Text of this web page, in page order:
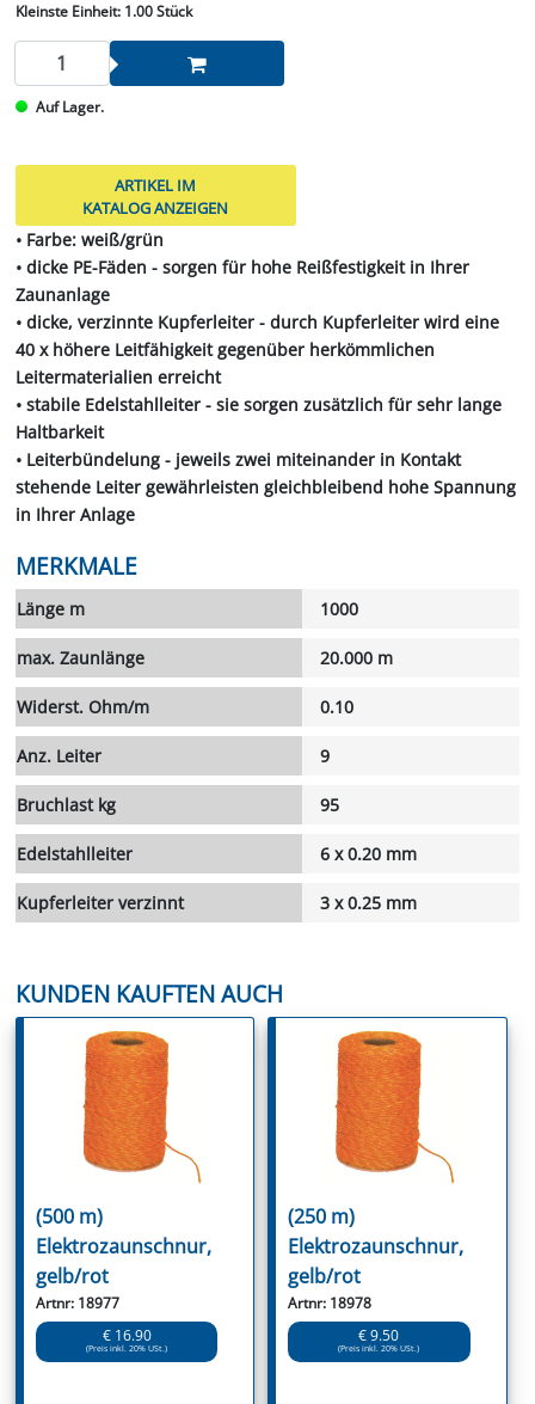
Kleinste Einheit:1.00 Stück
Auf Lager.
ARTIKEL IM
KATALOG ANZEIGEN
• Farbe: weiß/grün
• dicke PE-Fäden - sorgen für hohe Reißfestigkeit in Ihrer
Zaunanlage
• dicke, verzinnte Kupferleiter - durch Kupferleiter wird eine
40 x höhere Leitfähigkeit gegenüber herkömmlichen
Leitermaterialien erreicht
• stabile Edelstahlleiter - sie sorgen zusätzlich für sehr lange
Haltbarkeit
• Leiterbündelung - jeweils zwei miteinander in Kontakt
stehende Leiter gewährleisten gleichbleibend hohe Spannung
in Ihrer Anlage
MERKMALE
Länge m 1000
max. Zaunlänge 20.000 m
Widerst. Ohm/m 0.10
Anz. Leiter 9
Bruchlast kg 95
Edelstahlleiter 6 x 0.20 mm
Kupferleiter verzinnt 3 x 0.25 mm
KUNDEN KAUFTEN AUCH
(500 m)
Elektrozaunschnur,
gelb/rot
Artnr: 18977
€ 16.90
(Preis inkl. 20% USt.)
(250 m)
Elektrozaunschnur,
gelb/rot
Artnr: 18978
€ 9.50
(Preis inkl. 20% USt.)